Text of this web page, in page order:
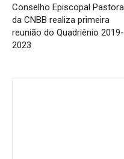
Conselho Episcopal
da CNBB realiza primeira
reunião do Quadriênio 2019-
2023